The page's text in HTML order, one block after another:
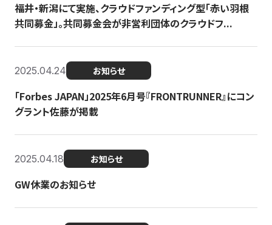
福井・新潟にて実施、クラウドファンディング型「赤い羽根
共同募金」。共同募金会が非営利団体のクラウドフ...
2025.04.24 お知らせ
「Forbes JAPAN」2025年6月号『FRONTRUNNER』にコン
グラント佐藤が掲載
2025.04.18 お知らせ
GW休業のお知らせ